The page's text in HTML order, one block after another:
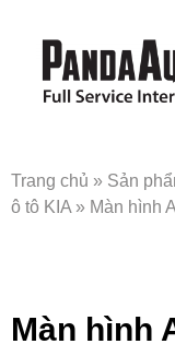
Trang chủ » Sản
ô tô KIA » Màn hình
Màn hình